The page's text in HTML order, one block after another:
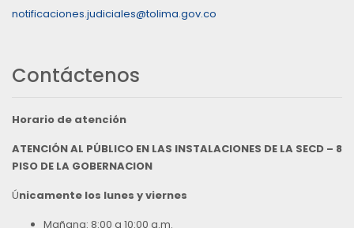
notificaciones.judiciales@tolima.gov.co
Contáctenos
Horario de atención
ATENCIÓN AL PÚBLICO EN LAS INSTALACIONES DE LA SECD – 8
PISO DE LA GOBERNACION
Únicamente los lunes y viernes
Mañana: 8:00 a 10:00 a.m.